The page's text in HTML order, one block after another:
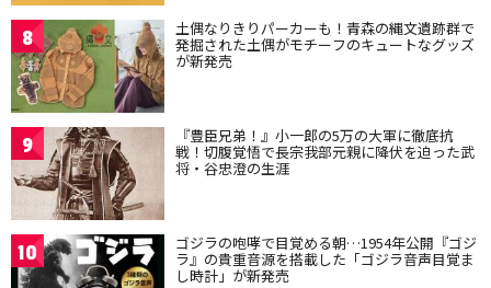
8 土偶なりきりパーカーも！青森の縄文遺跡群で
発掘された土偶がモチーフのキュートなグッズ
が新発売
9 『豊臣兄弟！』小一郎の5万の大軍に徹底抗
戦！切腹覚悟で長宗我部元親に降伏を迫った武
将・谷忠澄の生涯
10 ゴジラの咆哮で目覚める朝…1954年公開『ゴジ
ラ』の貴重音源を搭載した「ゴジラ音声目覚ま
し時計」が新発売